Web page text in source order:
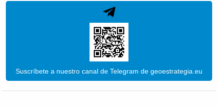
Suscríbete a nuestro canal de Telegram de geoestrategia.eu